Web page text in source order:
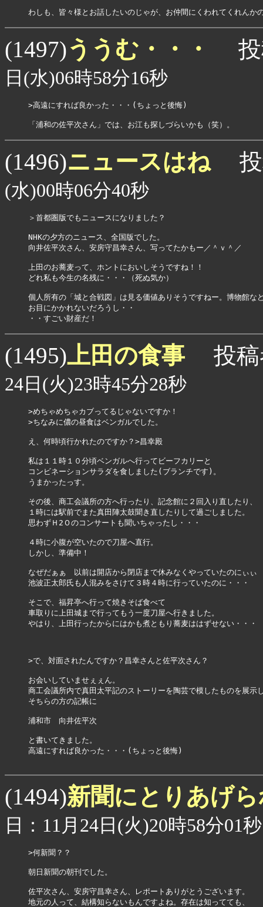
わしも、皆々様とお話したいのじゃが、お仲間にくわれてくれん
(1497)ううむ・・・ 投
日(水)06時58分16秒
>高遠にすれば良かった・・・(ちょっと後悔)
「浦和の佐平次さん」では、お江も探しづらいかも（笑）。
(1496)ニュースはね 投
(水)00時06分40秒
＞首都圏版でもニュースになりました？
NHKの夕方のニュース、全国版でした。
向井佐平次さん、安房守昌幸さん、写ってたかもー／＾ｖ＾／
上田のお蕎麦って、ホントにおいしそうですね！！
どれ私も今生の名残に・・・（死ぬ気か）
個人所有の「城と合戦図」は見る価値ありそうですねー。博物館な
お目にかかれないだろうし・・
・・すごい財産だ！
(1495)上田の食事 投稿
24日(火)23時45分28秒
>めちゃめちゃカブってるじゃないですか！
>ちなみに儂の昼食はベンガルでした。
え、何時頃行かれたのですか？>昌幸殿
私は１１時１０分頃ベンガルへ行ってビーフカリーと
コンビネーションサラダを食しました(ブランチです)。
うまかったっす。
その後、商工会議所の方へ行ったり、記念館に２回入り直したり、
１時には駅前でまた真田陣太鼓聞き直したりして過ごしました。
思わずＨ2Ｏのコンサートも聞いちゃったし・・・
４時に小腹が空いたので刀屋へ直行。
しかし、準備中！
なぜだぁぁ　以前は開店から閉店まで休みなくやっていたのにぃぃ
池波正太郎氏も人混みをさけて３時４時に行っていたのに・・・
そこで、福昇亭へ行って焼きそば食べて
車取りに上田城まで行ってもう一度刀屋へ行きました。
やはり、上田行ったからにはかも煮ともり蕎麦ははずせない・・・
>で、対面されたんですか？昌幸さんと佐平次さん？
お会いしていませぇぇん。
商工会議所内で真田太平記のストーリーを陶芸で模したものを展示
そちらの方の記帳に
浦和市　向井佐平次
と書いてきました。
高遠にすれば良かった・・・(ちょっと後悔)
(1494)新聞にとりあげ
日：11月24日(火)20時58分01秒
>何新聞？？
朝日新聞の朝刊でした。
佐平次さん、安房守昌幸さん、レポートありがとうございます。
地元の人って、結構知らないもんですよね。存在は知ってても、